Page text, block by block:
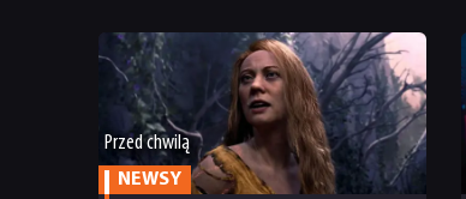
Przed chwilą
NEWSY